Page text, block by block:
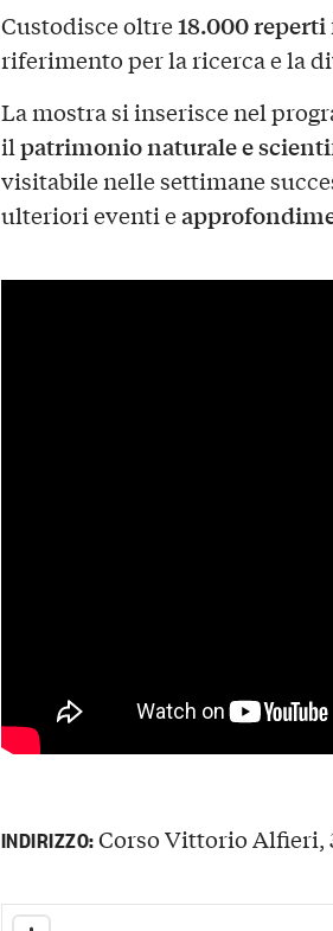
Custodisce oltre18.000
riferimento per la ricerca e la
La mostra si inserisce nel
ilpatrimonio naturale e
visitabile nelle settimane
ulteriori eventi e
INDIRIZZO:Corso Vittorio Alfieri,